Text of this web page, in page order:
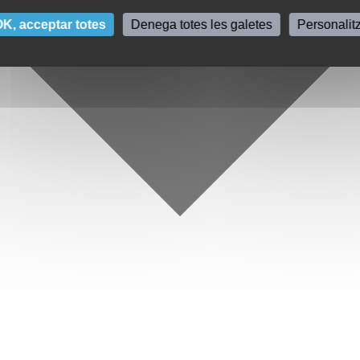
acceptar totes Denega totes les galetes